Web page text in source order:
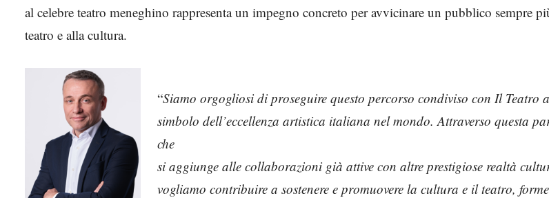
al celebre teatro meneghino rappresenta un impegno concreto per avvicinare un pubblico sempre
teatro e alla cultura.
“Siamo orgogliosi di proseguire questo percorso condiviso con Il Teatro
simbolo dell’eccellenza artistica italiana nel mondo. Attraverso questa
che
si aggiunge alle collaborazioni già attive con altre prestigiose realtà
vogliamo contribuire a sostenere e promuovere la cultura e il teatro,